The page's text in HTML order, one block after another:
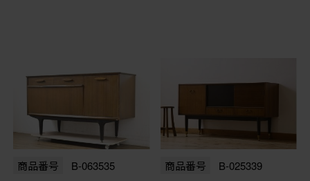
商品番号 B-063535 商品番号 B-025339